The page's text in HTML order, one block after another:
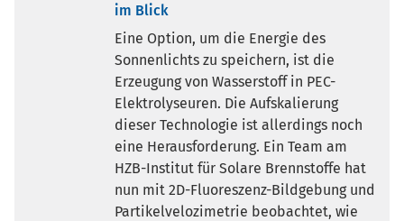
im Blick
Eine Option, um die Energie des
Sonnenlichts zu speichern, ist die
Erzeugung von Wasserstoff in PEC-
Elektrolyseuren. Die Aufskalierung
dieser Technologie ist allerdings noch
eine Herausforderung. Ein Team am
HZB-Institut für Solare Brennstoffe hat
nun mit 2D-Fluoreszenz-Bildgebung und
Partikelvelozimetrie beobachtet, wie